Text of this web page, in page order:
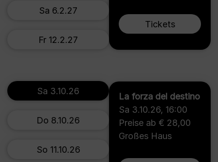
Tickets
Sa 6.2.27
Fr 12.2.27
La forza del destino
Sa 3.10.26, 16:00
Preise ab € 28,00
Großes Haus
Sa 3.10.26
Do 8.10.26
So 11.10.26